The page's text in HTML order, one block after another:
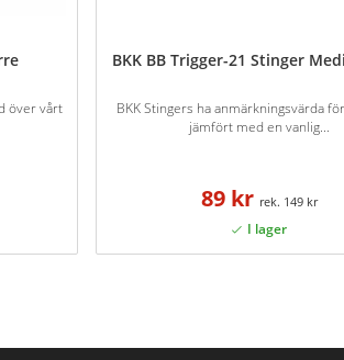
över vårt
BKK BB Trigger-21 Stinger
BKK Stingers ha anmärkningsvärda
jämfört med en vanlig...
89 kr 149 kr